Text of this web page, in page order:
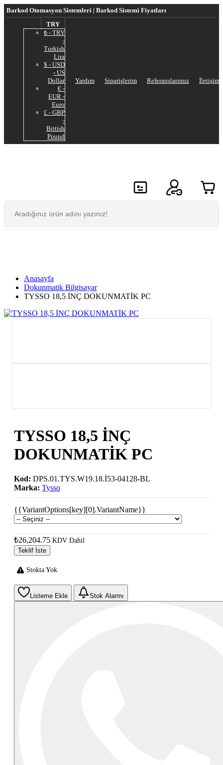
Barkod Otomasyon Sistemleri | Barkod Sistemi Fiyatları
TRY
₺ - TRY
-
Turkish
Lira
$ - USD
- US
Dollar
€ -
EUR -
Euro
£ - GBP
-
British
Pound
Yardım Siparişlerim Referanslarımız İletişim
Anasayfa
Dokunmatik Bilgisayar
TYSSO 18,5 İNÇ DOKUNMATİK PC
TYSSO 18,5 İNÇ
DOKUNMATİK PC
Kod: DPS.01.TYS.W19.18.İ53-04128-BL
Marka: Tysso
{{VariantOptions[key][0].VariantName}}
₺26,204.75 KDV Dahil
Teklif İste
Stokta Yok
Listeme Ekle Stok Alarmı